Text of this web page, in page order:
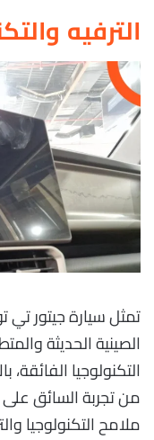
الترفيه
الصينية الحديثة
التكنولوجيا الفائقة،
من تجربة السائق على
ملامح التكنولوجيا